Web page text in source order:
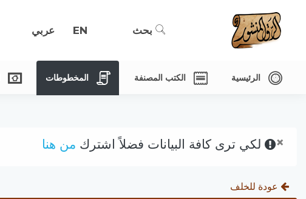
بحث EN عربي
الرئيسية الكتب المصنفة المخطوطات
× لكي ترى كافة البيانات فضلاً اشترك من هنا
عودة للخلف